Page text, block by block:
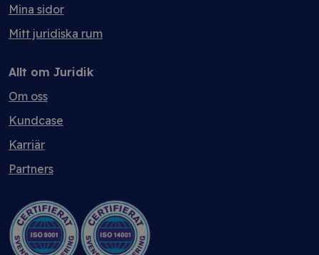
Mina sidor
Mitt juridiska rum
Allt om Juridik
Om oss
Kundcase
Karriär
Partners